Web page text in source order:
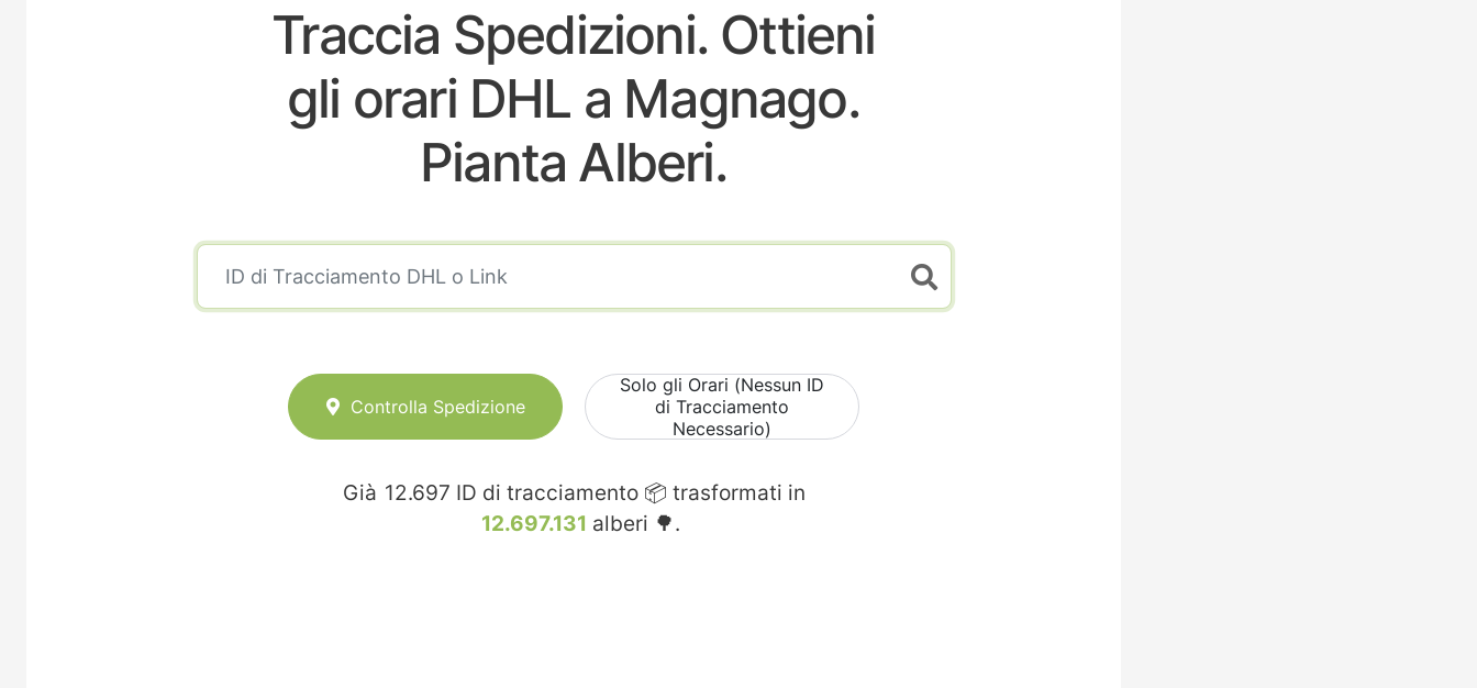
Traccia Spedizioni. Ottieni
gli orari DHL a Magnago.
Pianta Alberi.
Controlla Spedizione
Solo gli Orari (Nessun ID
di Tracciamento
Necessario)
Già 12.697 ID di tracciamento 📦 trasformati in
12.697.131 alberi 🌳.